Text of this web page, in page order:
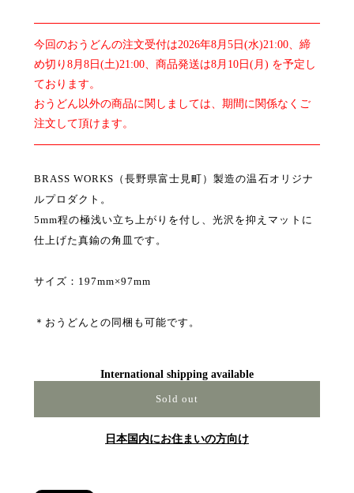
今回のおうどんの注文受付は2026年8月5日(水)21:00、締
め切り8月8日(土)21:00、商品発送は8月10日(月) を予定し
ております。
おうどん以外の商品に関しましては、期間に関係なくご
注文して頂けます。
BRASS WORKS（長野県富士見町）製造の温石オリジナ
ルプロダクト。
5mm程の極浅い立ち上がりを付し、光沢を抑えマットに
仕上げた真鍮の角皿です。
サイズ：197mm×97mm
＊おうどんとの同梱も可能です。
International shipping available
Sold out
日本国内にお住まいの方向け